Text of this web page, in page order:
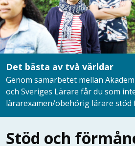
lärare
Det bästa av två världar
Genom samarbetet mellan
och Sveriges Lärare får du som
lärarexamen/obehörig lärare stöd
Stöd och